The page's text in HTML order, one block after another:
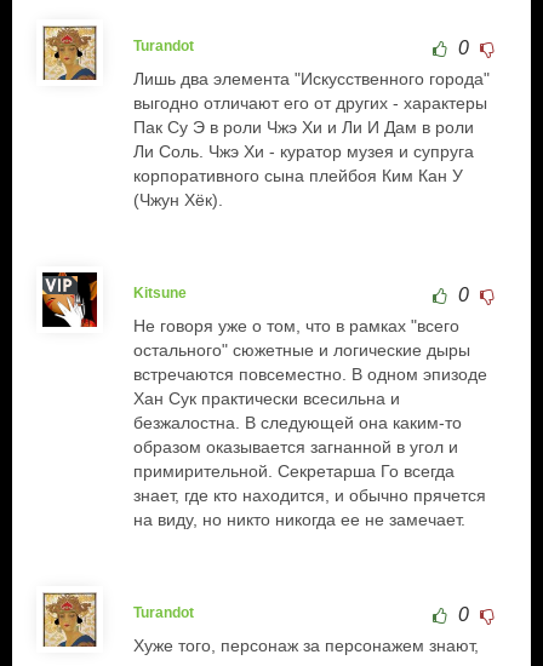
Turandot 0
Лишь два элемента "Искусственного города"
выгодно отличают его от других - характеры
Пак Су Э в роли Чжэ Хи и Ли И Дам в роли
Ли Соль. Чжэ Хи - куратор музея и супруга
корпоративного сына плейбоя Ким Кан У
(Чжун Хёк).
Kitsune 0
Не говоря уже о том, что в рамках "всего
остального" сюжетные и логические дыры
встречаются повсеместно. В одном эпизоде
Хан Сук практически всесильна и
безжалостна. В следующей она каким-то
образом оказывается загнанной в угол и
примирительной. Секретарша Го всегда
знает, где кто находится, и обычно прячется
на виду, но никто никогда ее не замечает.
Turandot 0
Хуже того, персонаж за персонажем знают,